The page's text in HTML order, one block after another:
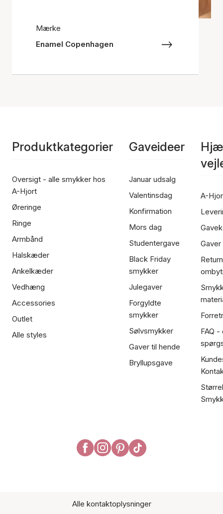
Mærke
Enamel Copenhagen
Produktkategorier
Oversigt - alle smykker hos
A-Hjort
Øreringe
Ringe
Armbånd
Halskæder
Ankelkæder
Vedhæng
Accessories
Outlet
Alle styles
Gaveideer
Januar udsalg
Valentinsdag
Konfirmation
Mors dag
Studentergave
Black Friday
smykker
Julegaver
Forgyldte
smykker
Sølvsmykker
Gaver til hende
Bryllupsgave
A-
FAQ
Alle kontaktoplysninger